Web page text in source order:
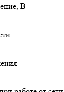
В